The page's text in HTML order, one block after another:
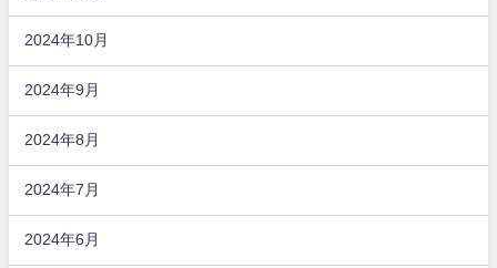
2024年10月
2024年9月
2024年8月
2024年7月
2024年6月